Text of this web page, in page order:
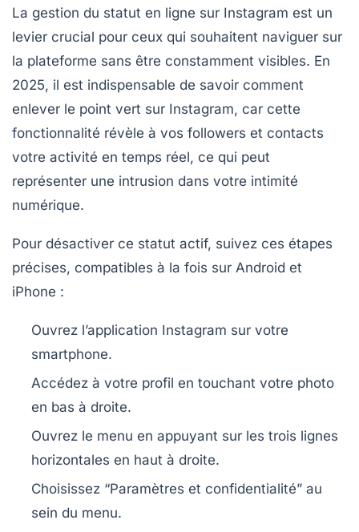
La gestion du statut en ligne sur Instagram est un
levier crucial pour ceux qui souhaitent naviguer sur
la plateforme sans être constamment visibles. En
2025, il est indispensable de savoir comment
enlever le point vert sur Instagram, car cette
fonctionnalité révèle à vos followers et contacts
votre activité en temps réel, ce qui peut
représenter une intrusion dans votre intimité
numérique.
Pour désactiver ce statut actif, suivez ces étapes
précises, compatibles à la fois sur Android et
iPhone :
Ouvrez l’application Instagram sur votre
smartphone.
Accédez à votre profil en touchant votre photo
en bas à droite.
Ouvrez le menu en appuyant sur les trois lignes
horizontales en haut à droite.
Choisissez “Paramètres et confidentialité” au
sein du menu.